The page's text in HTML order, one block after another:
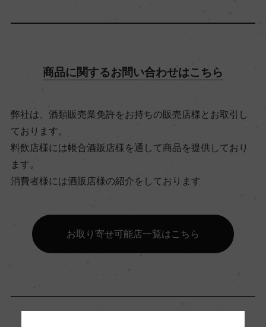
飲み頃温度
ビオ情報・認証機関
リュット・レゾネ
コンクール入賞歴
商品に関するお問い合わせはこちら
弊社は、酒類販売業免許をお持ちの販売店様とお取引し
ております。
料飲店様には帳合酒販店様を通して商品を提供しており
ます。
消費者様には酒販店様の紹介をしております
お取り寄せ可能店一覧はこちら